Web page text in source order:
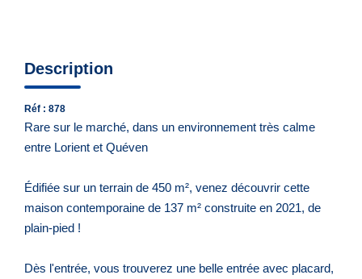
Description
Réf : 878
Rare sur le marché, dans un environnement très calme
entre Lorient et Quéven
Édifiée sur un terrain de 450 m², venez découvrir cette
maison contemporaine de 137 m² construite en 2021, de
plain-pied !
Dès l'entrée, vous trouverez une belle entrée avec placard,